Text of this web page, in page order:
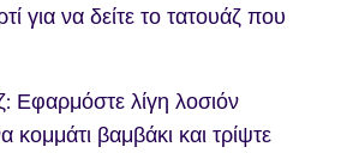
για να δείτε το τατουάζ που
Εφαρμόστε λίγη λοσιόν
κομμάτι βαμβάκι και τρίψτε